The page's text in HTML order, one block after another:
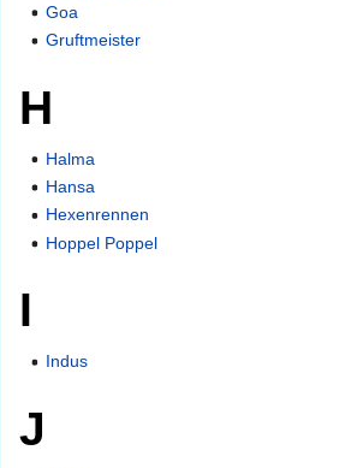
Goa
Gruftmeister
H
Halma
Hansa
Hexenrennen
Hoppel Poppel
I
Indus
J